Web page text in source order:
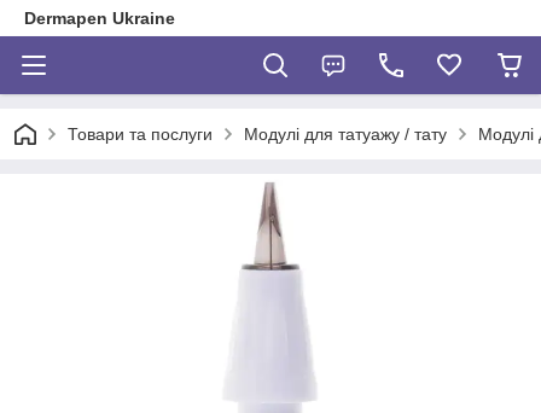
Dermapen Ukraine
Товари та послуги Модулі для татуажу / тату Модулі